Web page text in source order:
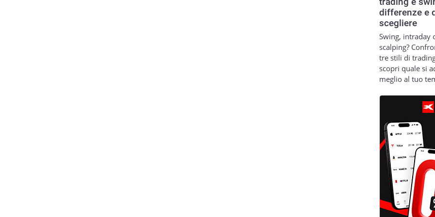
differenze e
scegliere
Swing, intraday
scalping?
tre stili di
scopri quale si
meglio al tuo